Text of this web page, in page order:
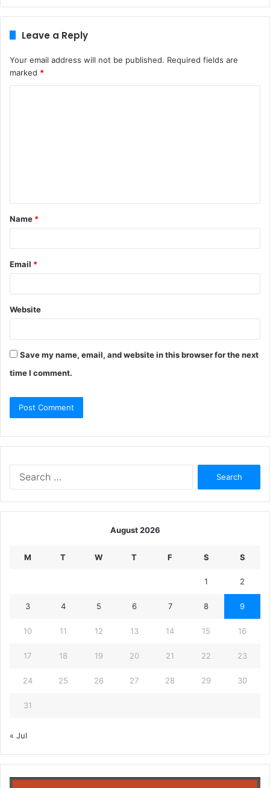
Leave a Reply
Your email address will not be published. Required fields are
marked *
t
*
Name *
Email *
Website
Save my name, email, and website in this browser for the next
time I comment.
August 2026
M T W T F S S
1 2
3 4 5 6 7 8 9
10 11 12 13 14 15 16
17 18 19 20 21 22 23
24 25 26 27 28 29 30
31
« Jul